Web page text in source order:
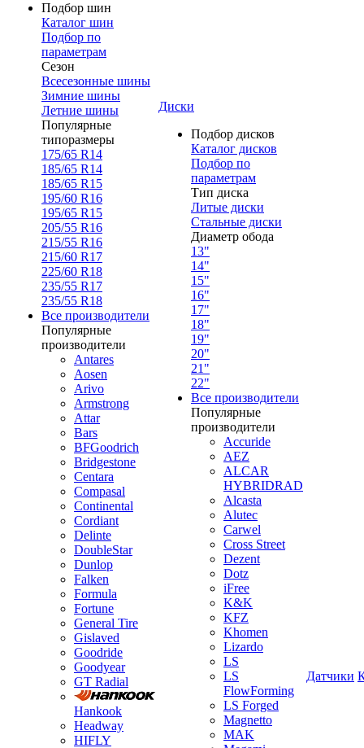
Подбор шин
Каталог шин
Подбор по
параметрам
Сезон
Всесезонные шины
Зимние шины
Летние шины
Популярные
типоразмеры
175/65 R14
185/65 R14
185/65 R15
195/60 R16
195/65 R15
205/55 R16
215/55 R16
215/60 R17
225/60 R18
235/55 R17
235/55 R18
Все производители
Популярные
производители
Antares
Aosen
Arivo
Armstrong
Attar
Bars
BFGoodrich
Bridgestone
Centara
Compasal
Continental
Cordiant
Delinte
DoubleStar
Dunlop
Falken
Formula
Fortune
General Tire
Gislaved
Goodride
Goodyear
GT Radial
Hankook
Headway
HIFLY
Диски
Подбор дисков
Каталог дисков
Подбор по
параметрам
Тип диска
Литые диски
Стальные диски
Диаметр обода
13"
14"
15"
16"
17"
18"
19"
20"
21"
22"
Все производители
Популярные
производители
Accuride
AEZ
ALCAR
HYBRIDRAD
Alcasta
Alutec
Carwel
Cross Street
Dezent
Dotz
iFree
K&K
KFZ
Khomen
Lizardo
LS
LS
FlowForming
LS Forged
Magnetto
MAK
Датчики